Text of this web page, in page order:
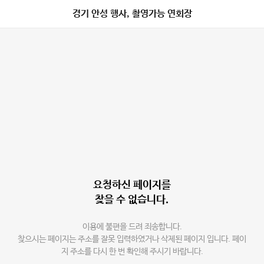
경기 안성 행사, 촬영가능 연회장
요청하신 페이지를
찾을 수 없습니다.
이용에 불편을 드려 죄송합니다.
찾으시는 페이지는 주소를 잘못 입력하였거나 삭제된 페이지 입니다. 페이
지 주소를 다시 한 번 확인해 주시기 바랍니다.